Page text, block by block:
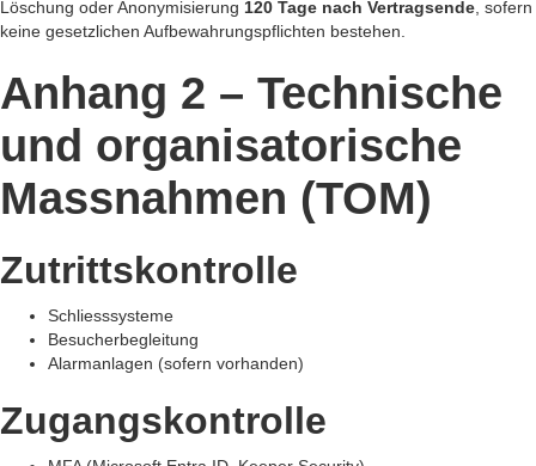
Löschung oder Anonymisierung 120 Tage nach Vertragsende , sofern
keine gesetzlichen Aufbewahrungspflichten bestehen.
Anhang 2 – Technische
und organisatorische
Massnahmen (TOM)
Zutrittskontrolle
Schliesssysteme
Besucherbegleitung
Alarmanlagen (sofern vorhanden)
Zugangskontrolle